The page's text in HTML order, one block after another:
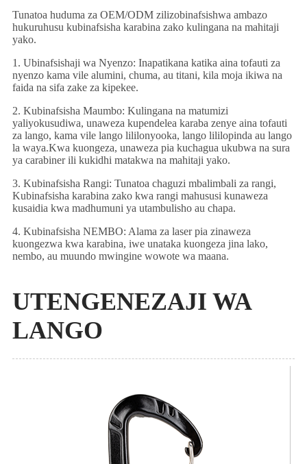
Tunatoa huduma za OEM/ODM zilizobinafsishwa ambazo
hukuruhusu kubinafsisha karabina zako kulingana na mahitaji
yako.
1. Ubinafsishaji wa Nyenzo: Inapatikana katika aina tofauti za
nyenzo kama vile alumini, chuma, au titani, kila moja ikiwa na
faida na sifa zake za kipekee.
2. Kubinafsisha Maumbo: Kulingana na matumizi
yaliyokusudiwa, unaweza kupendelea karaba zenye aina tofauti
za lango, kama vile lango lililonyooka, lango lililopinda au lango
la waya.Kwa kuongeza, unaweza pia kuchagua ukubwa na sura
ya carabiner ili kukidhi matakwa na mahitaji yako.
3. Kubinafsisha Rangi: Tunatoa chaguzi mbalimbali za rangi,
Kubinafsisha karabina zako kwa rangi mahususi kunaweza
kusaidia kwa madhumuni ya utambulisho au chapa.
4. Kubinafsisha NEMBO: Alama za laser pia zinaweza
kuongezwa kwa karabina, iwe unataka kuongeza jina lako,
nembo, au muundo mwingine wowote wa maana.
UTENGENEZAJI WA
LANGO